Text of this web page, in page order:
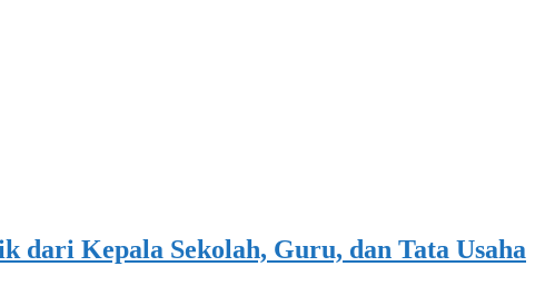
dari Kepala Sekolah, Guru, dan Tata Usaha